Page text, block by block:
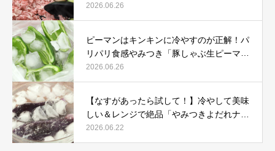
2026.06.26
ピーマンはキンキンに冷やすのが正解！パ
リパリ食感やみつき「豚しゃぶ生ピーマ
ン」
2026.06.26
【なすがあったら試して！】冷やして美味
しい＆レンジで絶品「やみつきよだれナ
ス」
2026.06.22